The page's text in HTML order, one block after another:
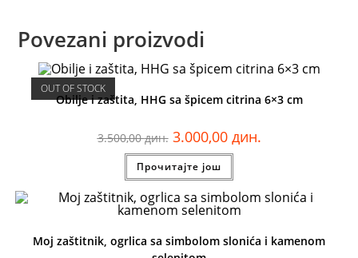
Povezani proizvodi
OUT OF STOCK
Obilje i zaštita, HHG sa špicem citrina 6×3 cm
3.500,00дин. 3.000,00 дин.
Прочитајте још
Moj zaštitnik, ogrlica sa simbolom slonića i kamenom